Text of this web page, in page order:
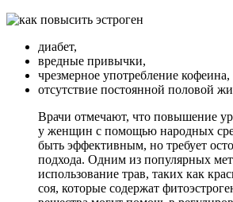
диабет,
вредные привычки,
чрезмерное употребление кофеина,
отсутствие постоянной половой
Врачи отмечают, что повышение
у женщин с помощью народных
быть эффективным, но требует
подхода. Одним из популярных
использование трав, таких как
соя, которые содержат